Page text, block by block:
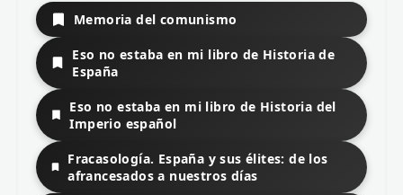
Memoria del comunismo
Eso no estaba en mi libro de Historia de
España
Eso no estaba en mi libro de Historia del
Imperio español
Fracasología. España y sus élites: de los
afrancesados a nuestros días